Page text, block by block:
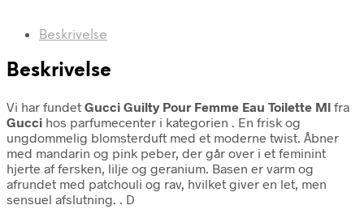
Beskrivelse
Beskrivelse
Vi har fundet Gucci Guilty Pour Femme Eau Toilette Ml fra
Gucci hos parfumecenter i kategorien . En frisk og
ungdommelig blomsterduft med et moderne twist. Åbner
med mandarin og pink peber, der går over i et feminint
hjerte af fersken, lilje og geranium. Basen er varm og
afrundet med patchouli og rav, hvilket giver en let, men
sensuel afslutning. . D